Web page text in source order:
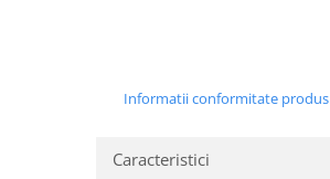
Informatii conformitate produs
Caracteristici